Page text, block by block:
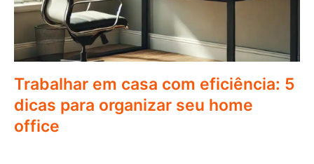
Trabalhar em casa com eficiência: 5
dicas para organizar seu home
office